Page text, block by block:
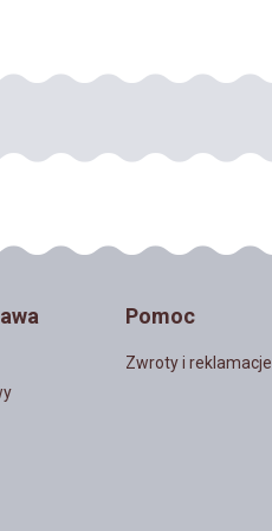
Pomoc
Zwroty i reklamacje